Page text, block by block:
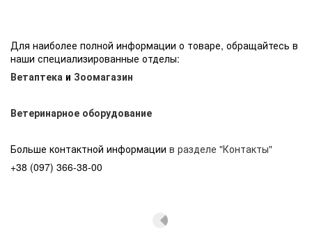
Для наиболее полной информации о товаре, обращайтесь в
наши специализированные отделы:
Ветаптека и Зоомагазин
Ветеринарное оборудование
Больше контактной информации в разделе "Контакты"
+38 (097) 366-38-00